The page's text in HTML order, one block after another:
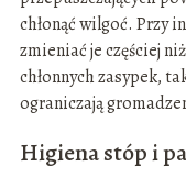
chłonąć wilgoć. Przy
zmieniać je częściej
chłonnych zasypek,
ograniczają
Higiena stóp i